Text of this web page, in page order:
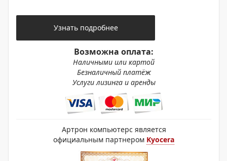
Узнать подробнее
Возможна оплата:
Наличными или картой
Безналичный платёж
Услуги лизинга и аренды
Артрон компьютерс является
официальным партнером Kyocera